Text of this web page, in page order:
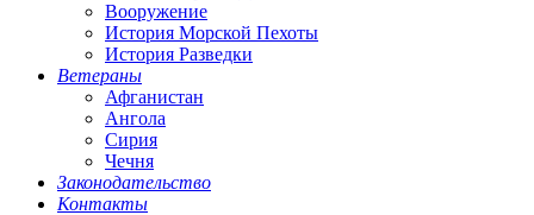
Вооружение
История Морской Пехоты
История Разведки
Ветераны
Афганистан
Ангола
Сирия
Чечня
Законодательство
Контакты